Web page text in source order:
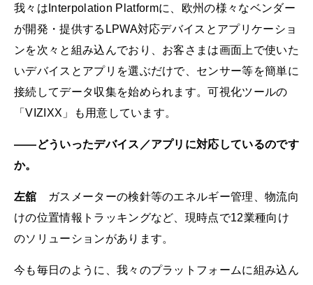
我々はInterpolation Platformに、欧州の様々なベンダー
が開発・提供するLPWA対応デバイスとアプリケーショ
ンを次々と組み込んでおり、お客さまは画面上で使いた
いデバイスとアプリを選ぶだけで、センサー等を簡単に
接続してデータ収集を始められます。可視化ツールの
「VIZIXX」も用意しています。
――どういったデバイス／アプリに対応しているのです
か。
左舘 ガスメーターの検針等のエネルギー管理、物流向
けの位置情報トラッキングなど、現時点で12業種向け
のソリューションがあります。
今も毎日のように、我々のプラットフォームに組み込ん